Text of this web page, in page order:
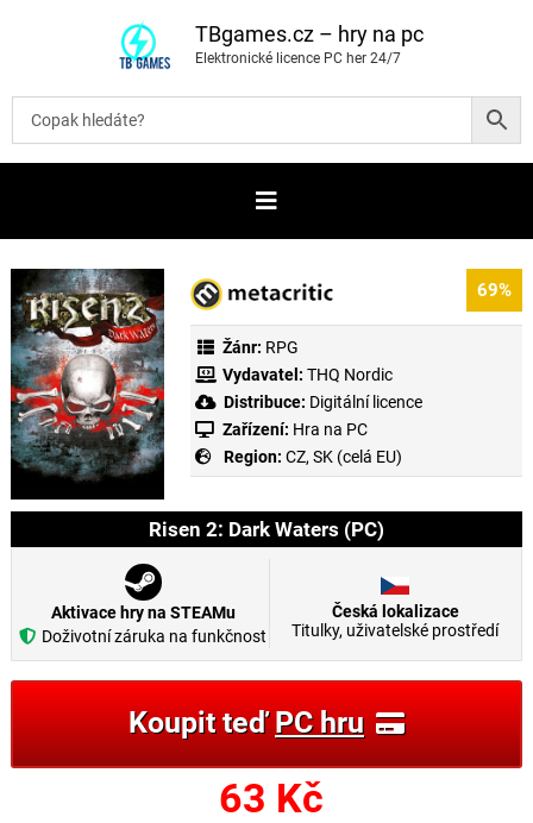
t
b
TBgames.cz – hry na pc
Elektronické licence PC her 24/7
69%
Žánr: RPG
Vydavatel: THQ Nordic
Distribuce: Digitální licence
Zařízení: Hra na PC
Region: CZ, SK (celá EU)
Risen 2: Dark Waters (PC)
Aktivace hry na STEAMu
Doživotní záruka na funkčnost
Česká lokalizace
Titulky, uživatelské prostředí
Koupit teďPC hru
63 Kč